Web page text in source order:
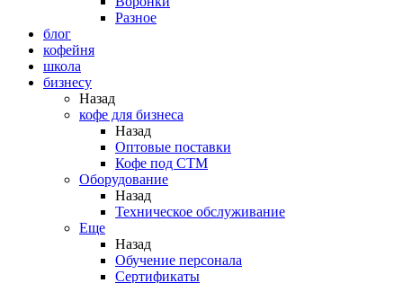
Разное
блог
кофейня
школа
бизнесу
Назад
кофе для бизнеса
Назад
Оптовые поставки
Кофе под СТМ
Оборудование
Назад
Техническое обслуживание
Еще
Назад
Обучение персонала
Сертификаты